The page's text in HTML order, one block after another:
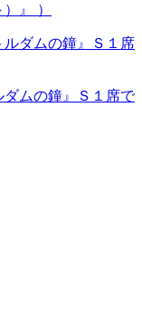
』 ）
ムの鐘』Ｓ１席で